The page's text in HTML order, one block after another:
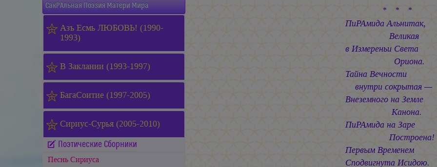
СакРАльная Поэзия Матери Мира
Азъ Есмь ЛЮБОВЬ! (1990-
1993)
В Заклании (1993-1997)
БагаСоитие (1997-2005)
Сириус-Сурья (2005-2010)
Поэтические Сборники
Песнь Сириуса
* * *
ПиРАмида Альнитак,
Великая
в Измереньи Света
Ориона.
Тайна Вечности
внутри сокрытая —
Внеземного на Земле
Канона.
ПиРАмида на Заре
Построена!
Первым Временем
Сподвигнута Исидою.